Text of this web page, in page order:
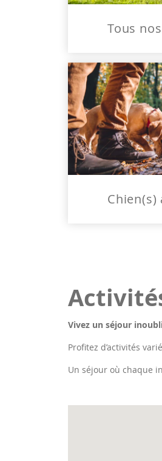
Tous
Chien(s)
Vivez un séjour
Profitez d’activités
Un séjour où chaque